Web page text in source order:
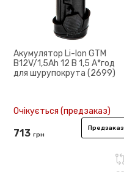
Акумулятор Li-Ion GTM
B12V/1,5Аh 12 В 1,5 А*год
для шурупокрута (2699)
Очікується (предзаказ)
713 грн
Предзаказ